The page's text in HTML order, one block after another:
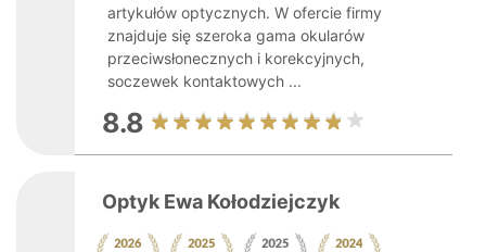
artykułów optycznych. W ofercie firmy
znajduje się szeroka gama okularów
przeciwsłonecznych i korekcyjnych,
soczewek kontaktowych ...
8.8
Optyk Ewa Kołodziejczyk